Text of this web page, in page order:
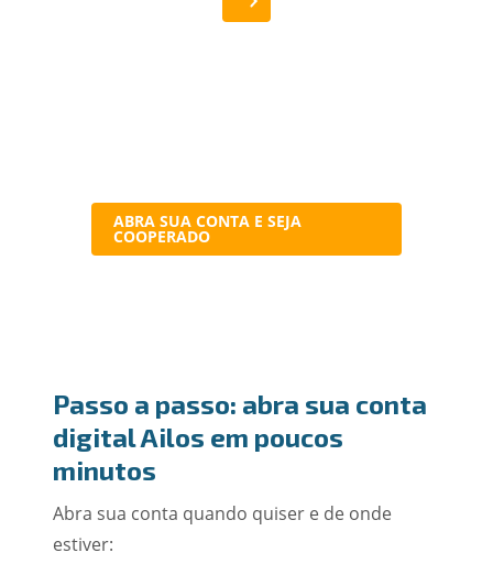
ABRA SUA CONTA E SEJA
COOPERADO
Passo a passo: abra sua conta
digital Ailos em poucos
minutos
Abra sua conta quando quiser e de onde
estiver: